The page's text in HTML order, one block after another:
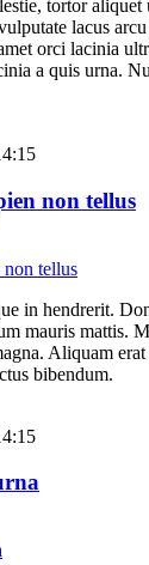
tortor aliquet
lacus
orci lacinia
a quis urna.
non tellus
in hendrerit.
mauris mattis.
Aliquam
bibendum.